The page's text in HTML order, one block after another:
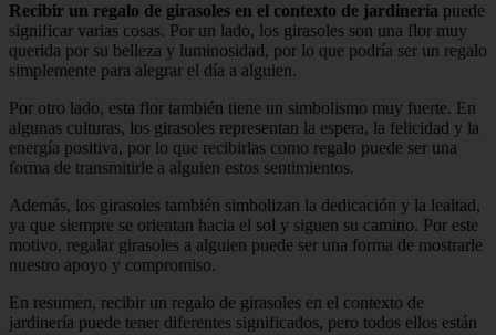
Recibir un regalo de girasoles en el contexto de jardinería puede
significar varias cosas. Por un lado, los girasoles son una flor muy
querida por su belleza y luminosidad, por lo que podría ser un regalo
simplemente para alegrar el día a alguien.
Por otro lado, esta flor también tiene un simbolismo muy fuerte. En
algunas culturas, los girasoles representan la espera, la felicidad y la
energía positiva, por lo que recibirlas como regalo puede ser una
forma de transmitirle a alguien estos sentimientos.
Además, los girasoles también simbolizan la dedicación y la lealtad,
ya que siempre se orientan hacia el sol y siguen su camino. Por este
motivo, regalar girasoles a alguien puede ser una forma de mostrarle
nuestro apoyo y compromiso.
En resumen, recibir un regalo de girasoles en el contexto de
jardinería puede tener diferentes significados, pero todos ellos están